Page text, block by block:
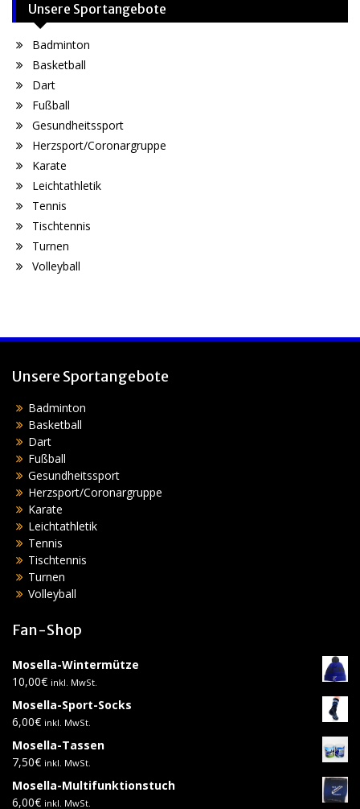
Unsere Sportangebote
Badminton
Basketball
Dart
Fußball
Gesundheitssport
Herzsport/Coronargruppe
Karate
Leichtathletik
Tennis
Tischtennis
Turnen
Volleyball
Unsere Sportangebote
Badminton
Basketball
Dart
Fußball
Gesundheitssport
Herzsport/Coronargruppe
Karate
Leichtathletik
Tennis
Tischtennis
Turnen
Volleyball
Fan-Shop
Mosella-Wintermütze
10,00€ inkl. MwSt.
Mosella-Sport-Socks
6,00€ inkl. MwSt.
Mosella-Tassen
7,50€ inkl. MwSt.
Mosella-Multifunktionstuch
6,00€ inkl. MwSt.